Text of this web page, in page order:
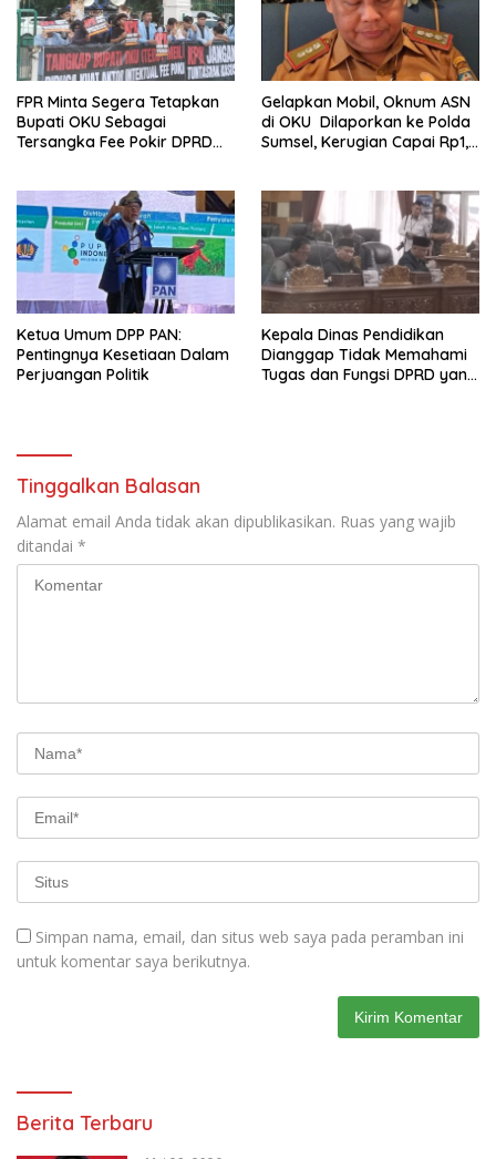
FPR Minta Segera Tetapkan
Bupati OKU Sebagai
Tersangka Fee Pokir DPRD
Gelapkan Mobil, Oknum ASN
di OKU Dilaporkan ke Polda
Sumsel, Kerugian Capai Rp1,2
Ketua Umum DPP PAN:
Pentingnya Kesetiaan Dalam
Perjuangan Politik
Kepala Dinas Pendidikan
Dianggap Tidak Memahami
Tugas dan Fungsi DPRD yang
Tinggalkan Balasan
Alamat email Anda tidak akan dipublikasikan. Ruas yang wajib
ditandai *
Simpan nama, email, dan situs web saya pada peramban ini
untuk komentar saya berikutnya.
Berita Terbaru